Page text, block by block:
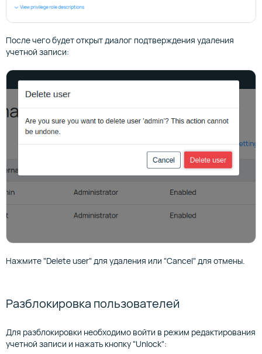
После чего будет открыт диалог подтверждения удаления
учетной записи:
Нажмите "Delete user" для удаления или "Cancel" для отмены.
Разблокировка пользователей
Для разблокировки необходимо войти в режим редактирования
учетной записи и нажать кнопку "Unlock":